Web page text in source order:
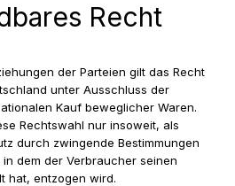
Recht
der Parteien gilt das Recht
unter Ausschluss der
Kauf beweglicher Waren.
Rechtswahl nur insoweit, als
durch zwingende Bestimmungen
dem der Verbraucher seinen
hat, entzogen wird.